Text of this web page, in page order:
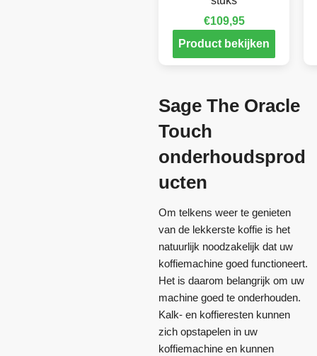
€109,95
Product bekijken
Sage The Oracle
Touch
onderhoudsprod
ucten
Om telkens weer te genieten
van de lekkerste koffie is het
natuurlijk noodzakelijk dat uw
koffiemachine goed functioneert.
Het is daarom belangrijk om uw
machine goed te onderhouden.
Kalk- en koffieresten kunnen
zich opstapelen in uw
koffiemachine en kunnen